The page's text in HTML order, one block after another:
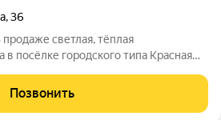
,36
светлая, тёплая
в посёлке городского типа Красная
собственник! Полная цена в
на сделку! В
Позвонить